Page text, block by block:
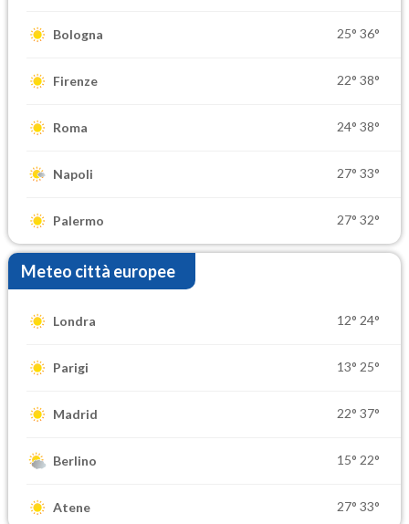
Bologna 25° 36°
Firenze 22° 38°
Roma 24° 38°
Napoli 27° 33°
Palermo 27° 32°
Meteo città europee
Londra 12° 24°
Parigi 13° 25°
Madrid 22° 37°
Berlino 15° 22°
Atene 27° 33°